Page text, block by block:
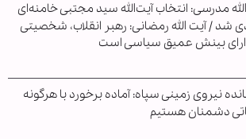
مدرسی: انتخاب آیت‌الله سید مجتبی خامنه‌ای
/ آیت الله رمضانی: رهبر انقلاب، شخصیتی
دارای بینش عمیق سیاسی است
نیروی زمینی سپاه: آماده برخورد با هرگونه
دشمنان هستیم